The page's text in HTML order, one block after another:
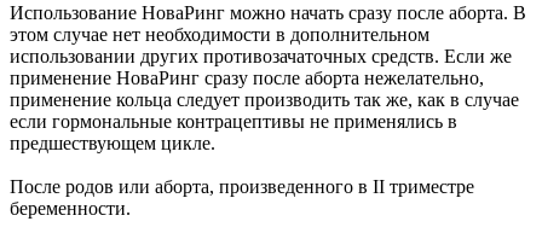
Использование НоваРинг можно начать сразу после аборта. В
этом случае нет необходимости в дополнительном
использовании других противозачаточных средств. Если же
применение НоваРинг сразу после аборта нежелательно,
применение кольца следует производить так же, как в случае
если гормональные контрацептивы не применялись в
предшествующем цикле.
После родов или аборта, произведенного в II триместре
беременности.